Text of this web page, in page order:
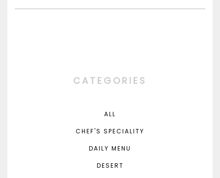
CATEGORIES
ALL
CHEF'S SPECIALITY
DAILY MENU
DESERT